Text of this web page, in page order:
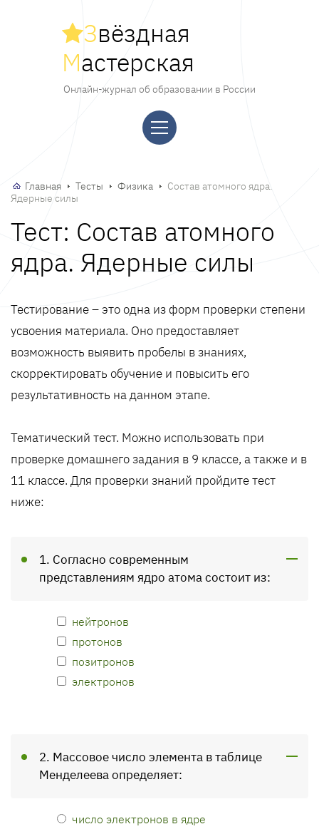
Звёздная
Мастерская
Онлайн-журнал об образовании в России
Главная Тесты Физика
Состав атомного ядра.
Ядерные силы
Тест: Состав атомного
ядра. Ядерные силы
Тестирование – это одна из форм проверки степени
усвоения материала. Оно предоставляет
возможность выявить пробелы в знаниях,
скорректировать обучение и повысить его
результативность на данном этапе.
Тематический тест. Можно использовать при
проверке домашнего задания в 9 классе, а также и в
11 классе. Для проверки знаний пройдите тест
ниже:
1. Согласно современным
представлениям ядро атома состоит из:
нейтронов
протонов
позитронов
электронов
2. Массовое число элемента в таблице
Менделеева определяет:
число электронов в ядре